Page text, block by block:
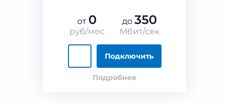
от 0
руб/мес
до 350
Мбит/сек
Подключить
Подробнее